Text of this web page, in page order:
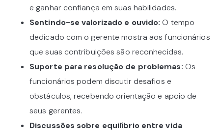
e ganhar confiança em suas habilidades.
Sentindo-se valorizado e ouvido: O tempo
dedicado com o gerente mostra aos funcionários
que suas contribuições são reconhecidas.
Suporte para resolução de problemas: Os
funcionários podem discutir desafios e
obstáculos, recebendo orientação e apoio de
seus gerentes.
Discussões sobre equilíbrio entre vida